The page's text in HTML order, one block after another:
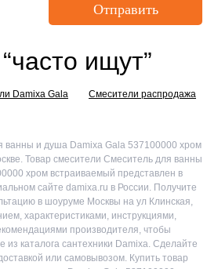
Отправить
ищут”
Damixa Gala Смесители распродажа
ванны и душа Damixa Gala 537100000 хром
Товар смесители Смеситель для ванны
хром встраиваемый представлен в
сайте damixa.ru в России. Получите
в шоуруме Москвы на ул Клинская,
характеристиками, инструкциями,
производителя, чтобы
из каталога сантехники Damixa. Сделайте
или самовывозом. Купить товар